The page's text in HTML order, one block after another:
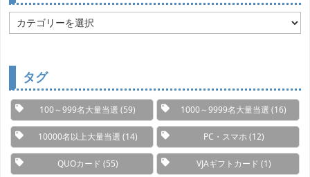
テ
タグ
100～999名大量当選 (59) 1000～9999名大量当選 (16)
10000名以上大量当選 (14) PC・スマホ (12)
QUOカード (55) VJAギフトカード (1)